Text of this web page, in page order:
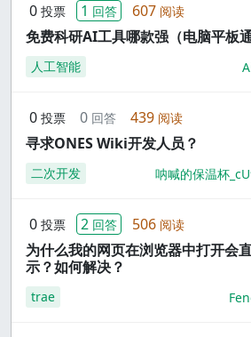
0 投票 1 回答 607 阅读
免费科研AI工具哪款强（电脑平板
人工智能
0 投票 0 回答 439 阅读
寻求ONES Wiki开发人员？
二次开发 呐喊的保温杯
0 投票 2 回答 506 阅读
为什么我的网页在浏览器中打开会
示？如何解决？
trae